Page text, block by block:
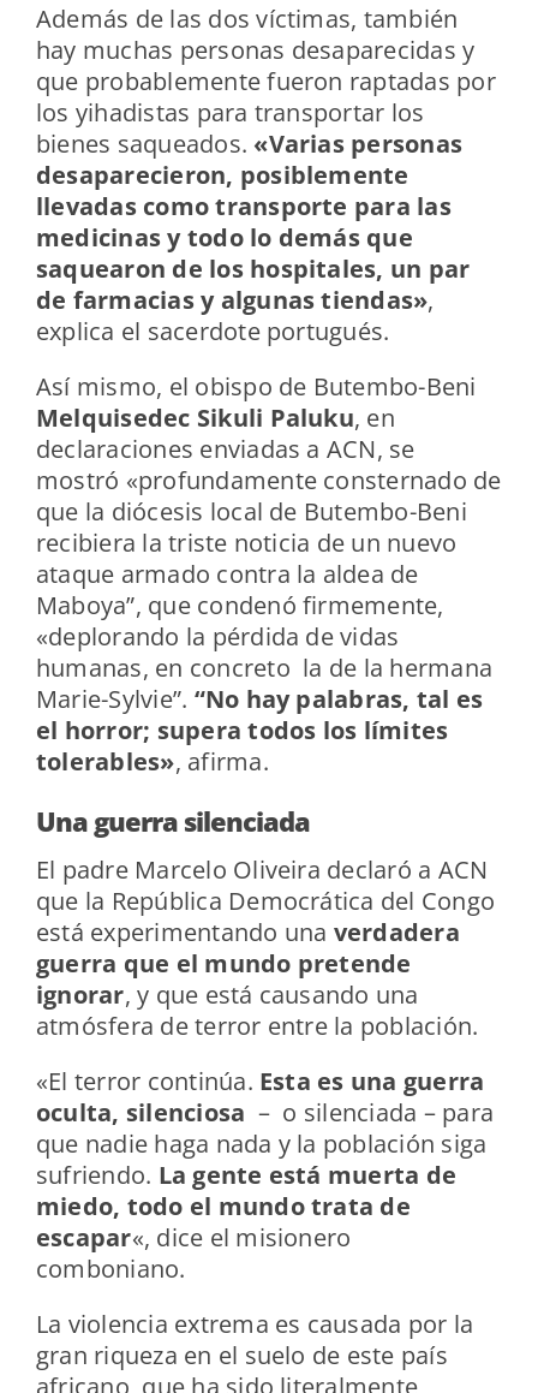
Además de las dos víctimas, también
hay muchas personas desaparecidas y
que probablemente fueron raptadas por
los yihadistas para transportar los
bienes saqueados. «Varias personas
desaparecieron, posiblemente
llevadas como transporte para las
medicinas y todo lo demás que
saquearon de los hospitales, un par
de farmacias y algunas tiendas»,
explica el sacerdote portugués.
Así mismo, el obispo de Butembo-Beni
Melquisedec Sikuli Paluku, en
declaraciones enviadas a ACN, se
mostró «profundamente consternado de
que la diócesis local de Butembo-Beni
recibiera la triste noticia de un nuevo
ataque armado contra la aldea de
Maboya”, que condenó firmemente,
«deplorando la pérdida de vidas
humanas, en concreto la de la hermana
Marie-Sylvie”. “No hay palabras, tal es
el horror; supera todos los límites
tolerables», afirma.
Una guerra silenciada
El padre Marcelo Oliveira declaró a ACN
que la República Democrática del Congo
está experimentando una verdadera
guerra que el mundo pretende
ignorar, y que está causando una
atmósfera de terror entre la población.
«El terror continúa. Esta es una guerra
oculta, silenciosa – o silenciada – para
que nadie haga nada y la población siga
sufriendo. La gente está muerta de
miedo, todo el mundo trata de
escapar«, dice el misionero
comboniano.
La violencia extrema es causada por la
gran riqueza en el suelo de este país
africano, que ha sido literalmente